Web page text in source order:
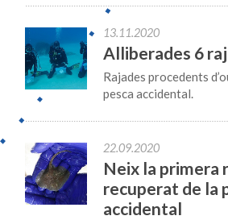
13.11.2020
Alliberades 6
Rajades procedents
pesca accidental.
22.09.2020
Neix la primera
recuperat de la
accidental